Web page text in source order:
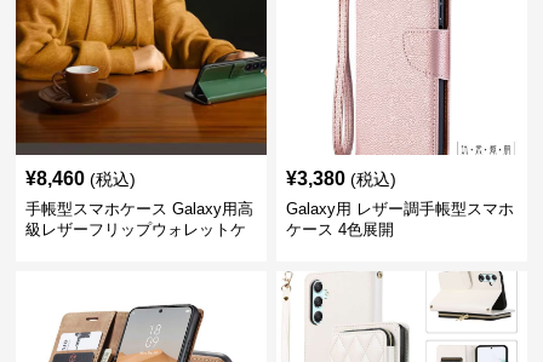
¥8,460 (税込)
手帳型スマホケース Galaxy用高
級レザーフリップウォレットケ
¥3,380 (税込)
Galaxy用 レザー調手帳型スマホ
ケース 4色展開